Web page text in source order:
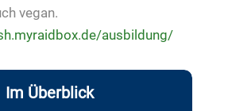
vegan.
ausbildung/
Im Überblick